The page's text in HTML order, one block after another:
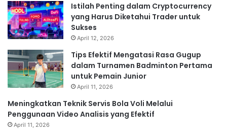
Istilah Penting dalam Cryptocurrency
yang Harus Diketahui Trader untuk
Sukses
April 12, 2026
Tips Efektif Mengatasi Rasa Gugup
dalam Turnamen Badminton Pertama
untuk Pemain Junior
April 11, 2026
Meningkatkan Teknik Servis Bola Voli Melalui
Penggunaan Video Analisis yang Efektif
April 11, 2026